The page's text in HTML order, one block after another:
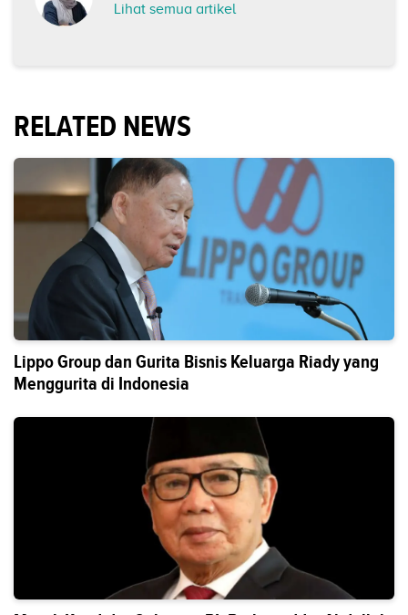
Lihat semua artikel
RELATED NEWS
Lippo Group dan Gurita Bisnis Keluarga Riady yang
Menggurita di Indonesia